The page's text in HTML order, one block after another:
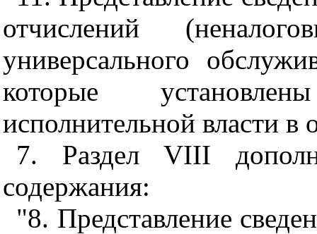
отчислений
универсального
которые
исполнительной власти в
7. Раздел VIII
содержания:
"8. Представление